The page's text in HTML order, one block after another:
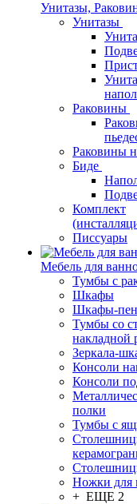
Унитазы,
Унитазы
Раковины
Раковины
Биде
Комплект
Писсуары
Мебель для
Тумбы с
Шкафы
Шкафы-
Тумбы со
накладной
Зеркала-
Консоли
Консоли
полки
Тумбы с
Ножки для
+ ЕЩЕ 2